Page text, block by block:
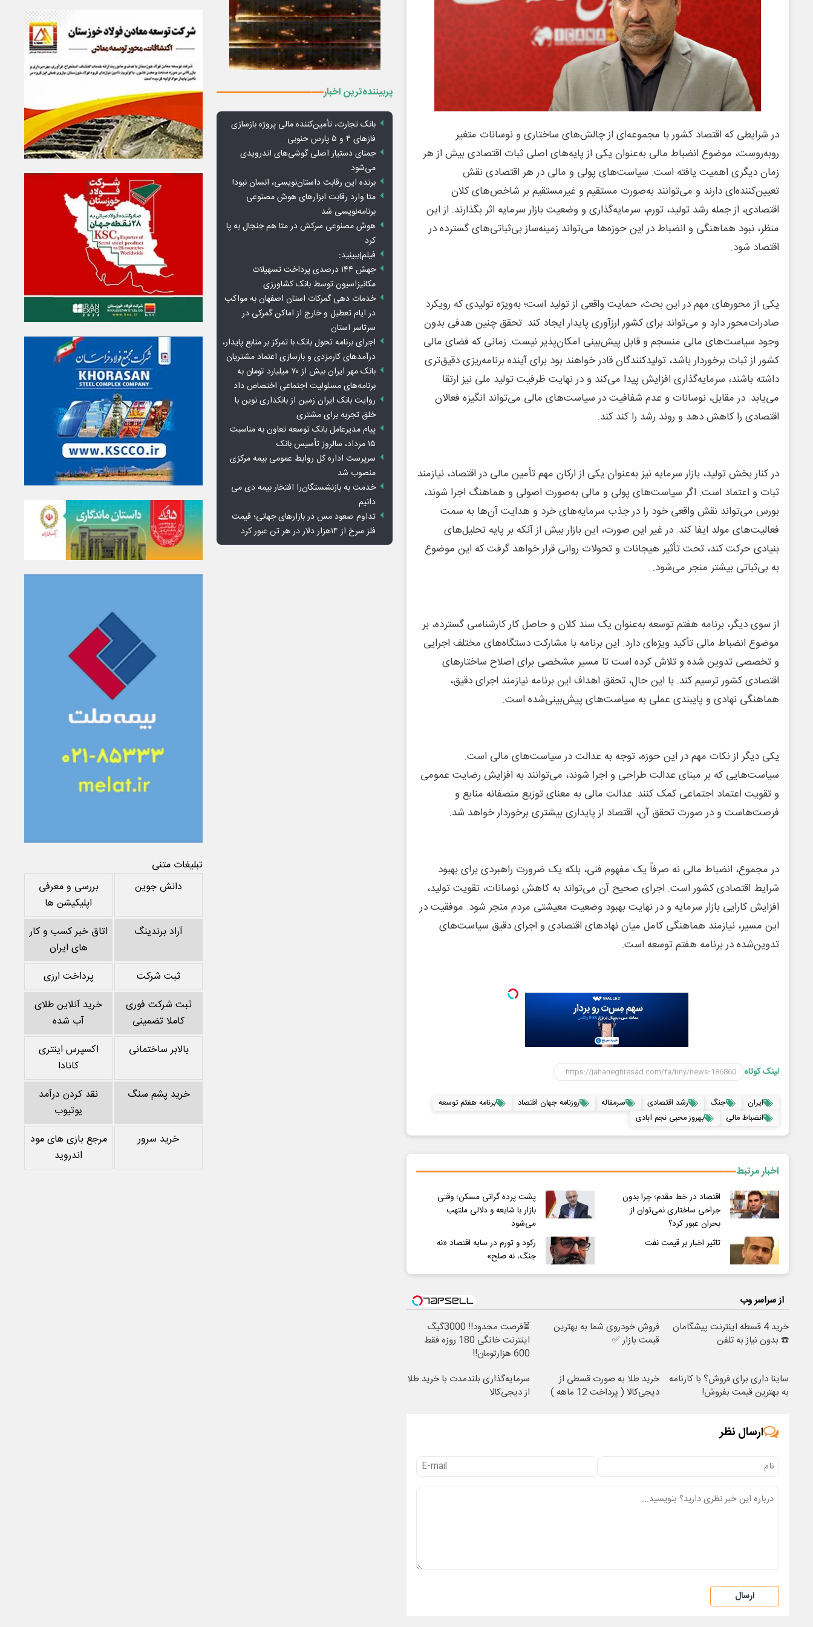
در شرایطی که اقتصاد کشور با مجموعه‌ای از چالش‌های ساختاری و نوسانات متغیر
روبه‌روست، موضوع انضباط مالی به‌عنوان یکی از پایه‌های اصلی ثبات اقتصادی بیش از هر
زمان دیگری اهمیت یافته است. سیاست‌های پولی و مالی در هر اقتصادی نقش
تعیین‌کننده‌ای دارند و می‌توانند به‌صورت مستقیم و غیرمستقیم بر شاخص‌های کلان
اقتصادی، از جمله رشد تولید، تورم، سرمایه‌گذاری و وضعیت بازار سرمایه اثر بگذارند. از این
منظر، نبود هماهنگی و انضباط در این حوزه‌ها می‌تواند زمینه‌ساز بی‌ثباتی‌های گسترده در
اقتصاد شود.
یکی از محورهای مهم در این بحث، حمایت واقعی از تولید است؛ به‌ویژه تولیدی که رویکرد
صادرات‌محور دارد و می‌تواند برای کشور ارزآوری پایدار ایجاد کند. تحقق چنین هدفی بدون
وجود سیاست‌های مالی منسجم و قابل پیش‌بینی امکان‌پذیر نیست. زمانی که فضای مالی
کشور از ثبات برخوردار باشد، تولیدکنندگان قادر خواهند بود برای آینده برنامه‌ریزی دقیق‌تری
داشته باشند، سرمایه‌گذاری افزایش پیدا می‌کند و در نهایت ظرفیت تولید ملی نیز ارتقا
می‌یابد. در مقابل، نوسانات و عدم شفافیت در سیاست‌های مالی می‌تواند انگیزه فعالان
اقتصادی را کاهش دهد و روند رشد را کند کند.
در کنار بخش تولید، بازار سرمایه نیز به‌عنوان یکی از ارکان مهم تأمین مالی در اقتصاد، نیازمند
ثبات و اعتماد است. اگر سیاست‌های پولی و مالی به‌صورت اصولی و هماهنگ اجرا شوند،
بورس می‌تواند نقش واقعی خود را در جذب سرمایه‌های خرد و هدایت آن‌ها به سمت
فعالیت‌های مولد ایفا کند. در غیر این صورت، این بازار بیش از آنکه بر پایه تحلیل‌های
بنیادی حرکت کند، تحت تأثیر هیجانات و تحولات روانی قرار خواهد گرفت که این موضوع
به بی‌ثباتی بیشتر منجر می‌شود.
از سوی دیگر، برنامه هفتم توسعه به‌عنوان یک سند کلان و حاصل کار کارشناسی گسترده، بر
موضوع انضباط مالی تأکید ویژه‌ای دارد. این برنامه با مشارکت دستگاه‌های مختلف اجرایی
و تخصصی تدوین شده و تلاش کرده است تا مسیر مشخصی برای اصلاح ساختارهای
اقتصادی کشور ترسیم کند. با این حال، تحقق اهداف این برنامه نیازمند اجرای دقیق،
هماهنگی نهادی و پایبندی عملی به سیاست‌های پیش‌بینی‌شده است.
یکی دیگر از نکات مهم در این حوزه، توجه به عدالت در سیاست‌های مالی است.
سیاست‌هایی که بر مبنای عدالت طراحی و اجرا شوند، می‌توانند به افزایش رضایت عمومی
و تقویت اعتماد اجتماعی کمک کنند. عدالت مالی به معنای توزیع منصفانه منابع و
فرصت‌هاست و در صورت تحقق آن، اقتصاد از پایداری بیشتری برخوردار خواهد شد.
در مجموع، انضباط مالی نه صرفاً یک مفهوم فنی، بلکه یک ضرورت راهبردی برای بهبود
شرایط اقتصادی کشور است. اجرای صحیح آن می‌تواند به کاهش نوسانات، تقویت تولید،
افزایش کارایی بازار سرمایه و در نهایت بهبود وضعیت معیشتی مردم منجر شود. موفقیت در
این مسیر، نیازمند هماهنگی کامل میان نهادهای اقتصادی و اجرای دقیق سیاست‌های
تدوین‌شده در برنامه هفتم توسعه است.
لینک کوتاه
ایران جنگ رشد اقتصادی سرمقاله روزنامه جهان اقتصاد
برنامه هفتم توسعه
انضباط مالی
بهروز محبی نجم آبادی
اخبار مرتبط
اقتصاد در خط مقدم؛ چرا بدون
جراحی ساختاری نمی‌توان از
بحران عبور کرد؟
پشت پرده گرانی مسکن؛ وقتی
بازار با شایعه و دلالی ملتهب
می‌شود
تاثیر اخبار بر قیمت نفت
رکود و تورم در سایه اقتصاد «نه
جنگ، نه صلح»
از سراسر وب
خرید 4 قسطه اینترنت پیشگامان
☎️ بدون نیاز به تلفن
فروش خودروی شما به بهترین
قیمت بازار ✅
⏳فرصت محدود!! 3000گیگ
اینترنت خانگی 180 روزه فقط
600 هزارتومان!!
ساینا داری برای فروش؟ با کارنامه
به بهترین قیمت بفروش!
خرید طلا به صورت قسطی از
دیجی‌کالا ( پرداخت 12 ماهه )
سرمایه‌گذاری بلندمدت با خرید طلا
از دیجی‌کالا
ارسال نظر
ارسال
پربیننده‌ترین اخبار
بانک تجارت، تأمین‌کننده مالی پروژه بازسازی
فازهای ۴ و ۵ پارس حنوبی
جمنای دستیار اصلی گوشی‌های اندرویدی
می‌شود
برنده این رقابت داستان‌نویسی، انسان نبود!
متا وارد رقابت ابزارهای هوش مصنوعی
برنامه‌نویسی شد
هوش مصنوعی سرکش در متا هم جنجال به پا
کرد
فیلم|ببینید:
جهش ۱۴۴ درصدی پرداخت تسهیلات
مکانیزاسیون توسط بانک کشاورزی
خدمات دهی گمرکات استان اصفهان به مواکب
در ایام تعطیل و خارج از اماکن گمرکی در
سرتاسر استان
اجرای برنامه تحول بانک با تمرکز بر منابع پایدار،
درآمدهای کارمزدی و بازسازی اعتماد مشتریان
بانک مهر ایران بیش از ۷۰ میلیارد تومان به
برنامه‌های مسئولیت اجتماعی اختصاص داد
روایت بانک ایران زمین از بانکداری نوین با
خلق تجربه برای مشتری
پیام مدیرعامل بانک توسعه تعاون به مناسبت
۱۵ مرداد، سالروز تأسیس بانک
سرپرست اداره کل روابط عمومی بیمه مرکزی
منصوب شد
خدمت به بازنشستگان‌را افتخار بیمه دی می
دانیم
تداوم صعود مس در بازارهای جهانی؛ قیمت
فلز سرخ از ۱۴هزار دلار در هر تن عبور کرد
تبلیغات متنی
دانش جوین
بررسی و معرفی
اپلیکیشن ها
آراد برندینگ
اتاق خبر کسب و کار
های ایران
ثبت شرکت
پرداخت ارزی
ثبت شرکت فوری
کاملا تضمینی
خرید آنلاین طلای
آب شده
بالابر ساختمانی
اکسپرس اینتری
کانادا
خرید پشم سنگ
نقد کردن درآمد
یوتیوب
خرید سرور
مرجع بازی های مود
اندروید